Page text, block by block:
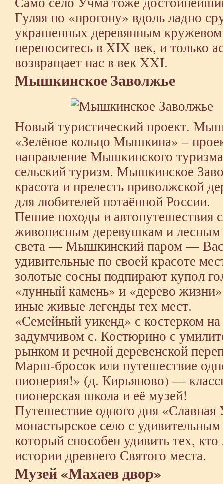
Гуляя по «прогону» вдоль ладно
украшенных деревянным
переноситесь в XIX век, и только
возвращает нас в век XXI.
Мышкинское Заволжье
Новый туристический проект.
«Зелёное кольцо Мышкина» –
направление Мышкинского
сельский туризм. Мышкинское
красота и прелесть приволжской
для любителей потаённой России.
Пешие походы и автопутешествия
живописным деревушкам и
света — Мышкинский паром — Вас
удивительные по своей красоте
золотые сосны подпирают купол
«лунный камень» и «дерево
иные живые легенды тех мест.
«Семейный уикенд» с костерком
задумчивом с. Костюрино с
рынком и речной деревенской
Марш-бросок или путешествие
пионерия!» (д. Кирьяново) —
пионерская школа и её музей!
Путешествие одного дня
монастырское село с
который способен удивить тех,
истории древнего Святого места.
Музей «Махаев двор»